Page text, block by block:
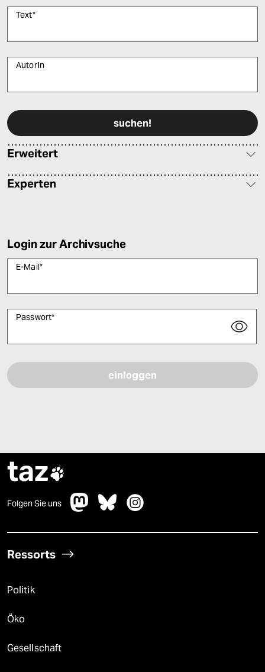
Text*
AutorIn
Erweitert
Experten
Login zur Archivsuche
E-Mail*
Passwort*
taz
Folgen Sie uns
Ressorts
Politik
Öko
Gesellschaft